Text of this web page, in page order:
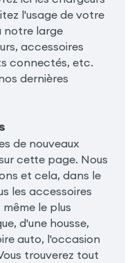
l'usage de votre
large
accessoires
connectés, etc.
dernières
de nouveaux
cette page. Nous
et cela, dans le
les accessoires
le plus
d'une housse,
auto, l'occasion
trouverez tout